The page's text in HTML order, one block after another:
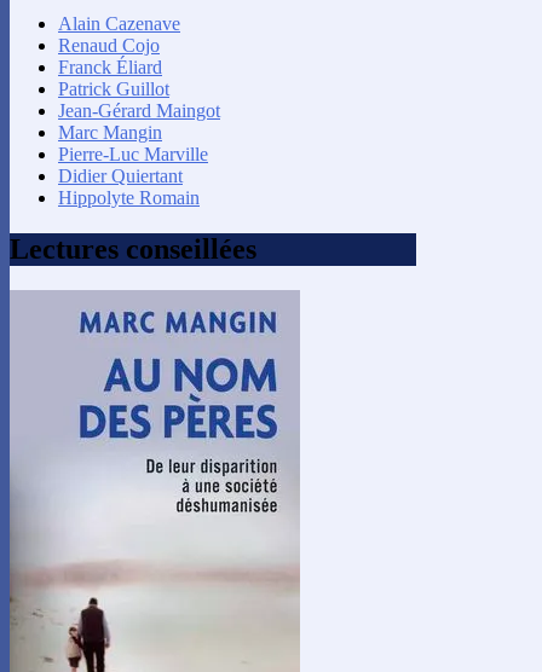
Alain Cazenave
Renaud Cojo
Franck Éliard
Patrick Guillot
Jean-Gérard Maingot
Marc Mangin
Pierre-Luc Marville
Didier Quiertant
Hippolyte Romain
Lectures conseillées